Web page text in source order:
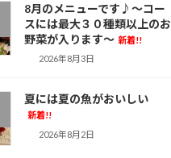
8月のメニューです♪～コー
スには最大３０種類以上のお
野菜が入ります～ 新着!!
2026年8月3日
夏には夏の魚がおいしい
新着!!
2026年8月2日